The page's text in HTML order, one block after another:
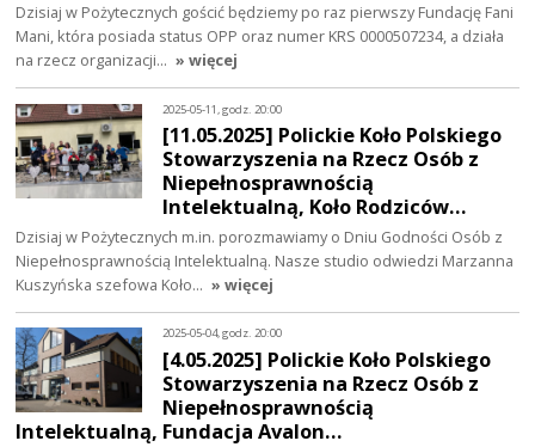
Dzisiaj w Pożytecznych gościć będziemy po raz pierwszy Fundację Fani
Mani, która posiada status OPP oraz numer KRS 0000507234, a działa
na rzecz organizacji… » więcej
2025-05-11, godz. 20:00
[11.05.2025] Polickie Koło Polskiego
Stowarzyszenia na Rzecz Osób z
Niepełnosprawnością
Intelektualną, Koło Rodziców…
Dzisiaj w Pożytecznych m.in. porozmawiamy o Dniu Godności Osób z
Niepełnosprawnością Intelektualną. Nasze studio odwiedzi Marzanna
Kuszyńska szefowa Koło… » więcej
2025-05-04, godz. 20:00
[4.05.2025] Polickie Koło Polskiego
Stowarzyszenia na Rzecz Osób z
Niepełnosprawnością
Intelektualną, Fundacja Avalon…